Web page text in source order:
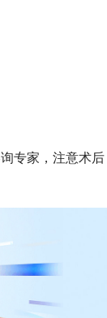
专家，注意术后